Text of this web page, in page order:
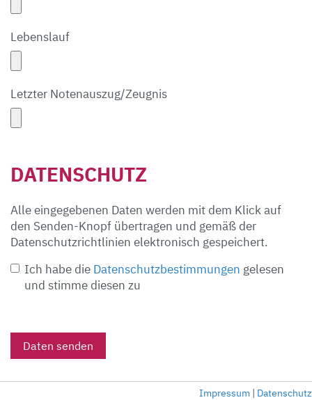
Lebenslauf
Letzter Notenauszug/Zeugnis
DATENSCHUTZ
Alle eingegebenen Daten werden mit dem Klick auf
den Senden-Knopf übertragen und gemäß der
Datenschutzrichtlinien elektronisch gespeichert.
Ich habe die Datenschutzbestimmungen gelesen
und stimme diesen zu
Daten senden
Impressum | Datenschutz